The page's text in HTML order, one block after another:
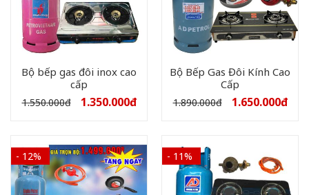
Bộ bếp gas đôi inox cao
cấp
1.550.000đ 1.350.000đ
Bộ Bếp Gas Đôi Kính Cao
Cấp
1.890.000đ 1.650.000đ
- 12% - 11%